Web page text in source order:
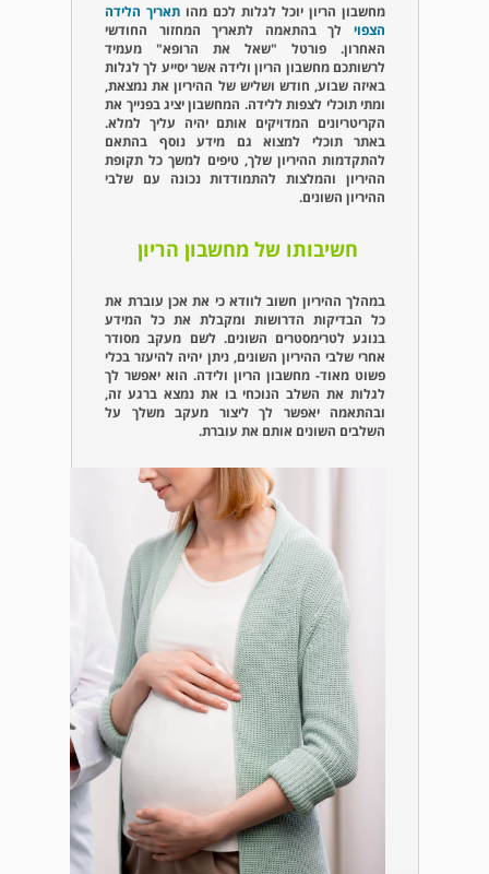
מחשבון הריון יוכל לגלות לכם מהו תאריך הלידה
הצפוי לך בהתאמה לתאריך המחזור החודשי
האחרון. פורטל "שאל את הרופא" מעמיד
לרשותכם מחשבון הריון ולידה אשר יסייע לך לגלות
באיזה שבוע, חודש ושליש של ההיריון את נמצאת,
ומתי תוכלי לצפות ללידה. המחשבון יציג בפנייך את
הקריטריונים המדויקים אותם יהיה עליך למלא.
באתר תוכלי למצוא גם מידע נוסף בהתאם
להתקדמות ההיריון שלך, טיפים למשך כל תקופת
ההיריון והמלצות להתמודדות נכונה עם שלבי
ההיריון השונים.
חשיבותו של מחשבון הריון
במהלך ההיריון חשוב לוודא כי את אכן עוברת את
כל הבדיקות הדרושות ומקבלת את כל המידע
בנוגע לטרימסטרים השונים. לשם מעקב מסודר
אחרי שלבי ההיריון השונים, ניתן יהיה להיעזר בכלי
פשוט מאוד- מחשבון הריון ולידה. הוא יאפשר לך
לגלות את השלב הנוכחי בו את נמצא ברגע זה,
ובהתאמה יאפשר לך ליצור מעקב משלך על
השלבים השונים אותם את עוברת.